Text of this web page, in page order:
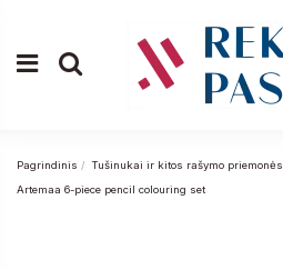
Pagrindinis Tušinukai ir kitos rašymo priemonės
Artemaa 6-piece pencil colouring set